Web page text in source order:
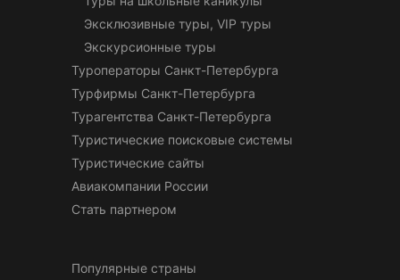
Эксклюзивные туры, VIP туры
Экскурсионные туры
Туроператоры Санкт-Петербурга
Турфирмы Санкт-Петербурга
Турагентства Санкт-Петербурга
Туристические поисковые системы
Туристические сайты
Авиакомпании России
Стать партнером
Популярные страны